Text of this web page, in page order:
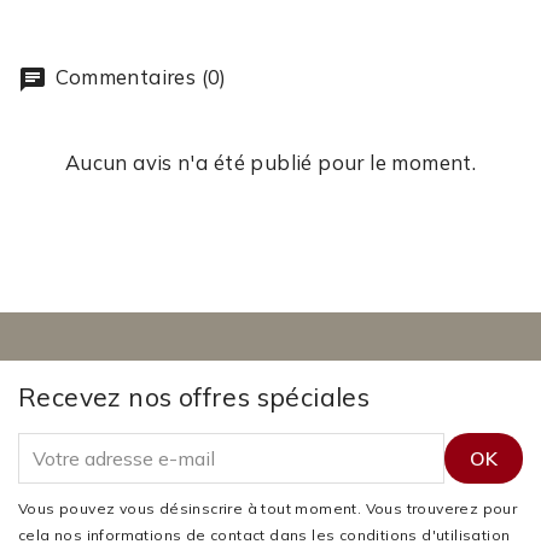
Commentaires (0)
Aucun avis n'a été publié pour le moment.
Recevez nos offres spéciales
Vous pouvez vous désinscrire à tout moment. Vous trouverez pour
cela nos informations de contact dans les conditions d'utilisation